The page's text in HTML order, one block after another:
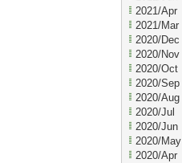
2021/Apr
2021/Mar
2020/Dec
2020/Nov
2020/Oct
2020/Sep
2020/Aug
2020/Jul
2020/Jun
2020/May
2020/Apr